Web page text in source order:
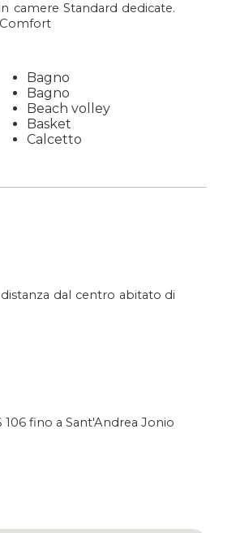
camere Standard dedicate.
Bagno
Bagno
Beach volley
Basket
Calcetto
dal centro abitato di
fino a Sant'Andrea Jonio